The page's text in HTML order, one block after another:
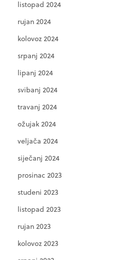
listopad 2024
rujan 2024
kolovoz 2024
srpanj 2024
lipanj 2024
svibanj 2024
travanj 2024
ožujak 2024
veljača 2024
siječanj 2024
prosinac 2023
studeni 2023
listopad 2023
rujan 2023
kolovoz 2023